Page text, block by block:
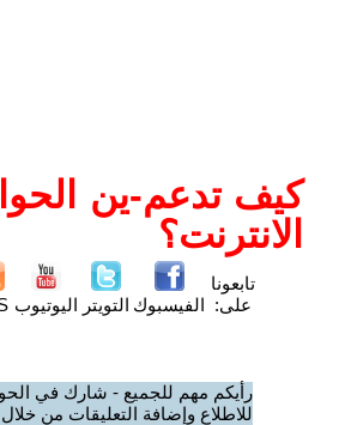
كيف تدعم-ين
الانترنت؟
تابعونا
على: الفيسبوك التويتر اليوتيوب
رأيكم مهم للجميع - شارك في
للاطلاع وإضافة التعليقات من